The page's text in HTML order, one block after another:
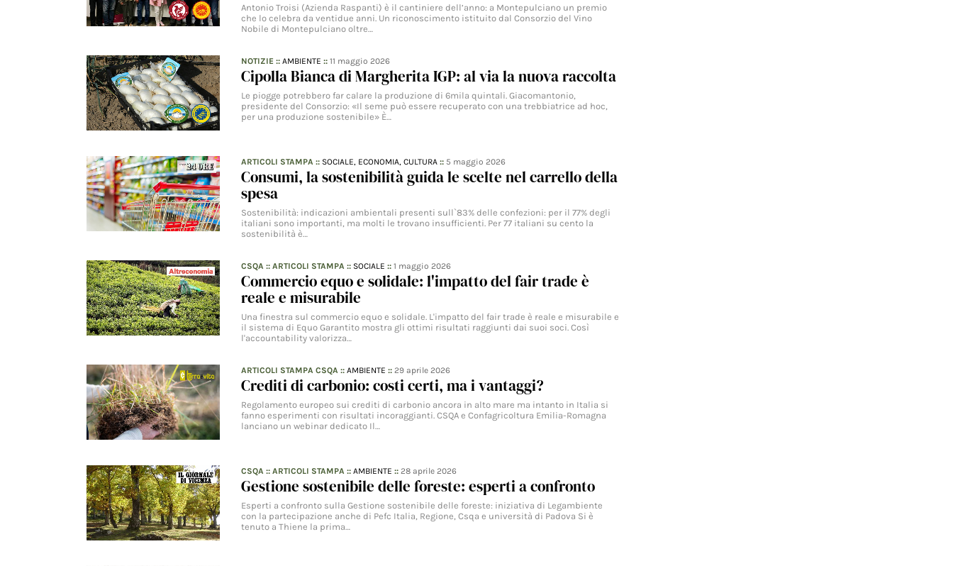
Antonio Troisi (Azienda Raspanti) è il cantiniere dell’anno: a Montepulciano un premio
che lo celebra da ventidue anni. Un riconoscimento istituito dal Consorzio del Vino
Nobile di Montepulciano oltre…
NOTIZIE ::AMBIENTE ::11 maggio 2026
Cipolla Bianca di Margherita IGP: al via la nuova raccolta
Le piogge potrebbero far calare la produzione di 6mila quintali. Giacomantonio,
presidente del Consorzio: «Il seme può essere recuperato con una trebbiatrice ad hoc,
per una produzione sostenibile» È…
ARTICOLI STAMPA :: SOCIALE, ECONOMIA,CULTURA :: 5 maggio 2026
Consumi, la sostenibilità guida le scelte nel carrello della
spesa
Sostenibilità: indicazioni ambientali presenti sull`83% delle confezioni: per il 77% degli
italiani sono importanti, ma molti le trovano insufficienti. Per 77 italiani su cento la
sostenibilità è…
CSQA ::ARTICOLI STAMPA :: SOCIALE ::1 maggio 2026
Commercio equo e solidale: l'impatto del fair trade è
reale e misurabile
Una finestra sul commercio equo e solidale. L'impatto del fair trade è reale e misurabile e
il sistema di Equo Garantito mostra gli ottimi risultati raggiunti dai suoi soci. Così
l'accountability valorizza…
ARTICOLI STAMPA CSQA ::AMBIENTE ::29 aprile 2026
Crediti di carbonio: costi certi, ma i vantaggi?
Regolamento europeo sui crediti di carbonio ancora in alto mare ma intanto in Italia si
fanno esperimenti con risultati incoraggianti. CSQA e Confagricoltura Emilia-Romagna
lanciano un webinar dedicato Il…
CSQA ::ARTICOLI STAMPA ::AMBIENTE ::28 aprile 2026
Gestione sostenibile delle foreste: esperti a confronto
Esperti a confronto sulla Gestione sostenibile delle foreste: iniziativa di Legambiente
con la partecipazione anche di Pefc Italia, Regione, Csqa e università di Padova Si è
tenuto a Thiene la prima…